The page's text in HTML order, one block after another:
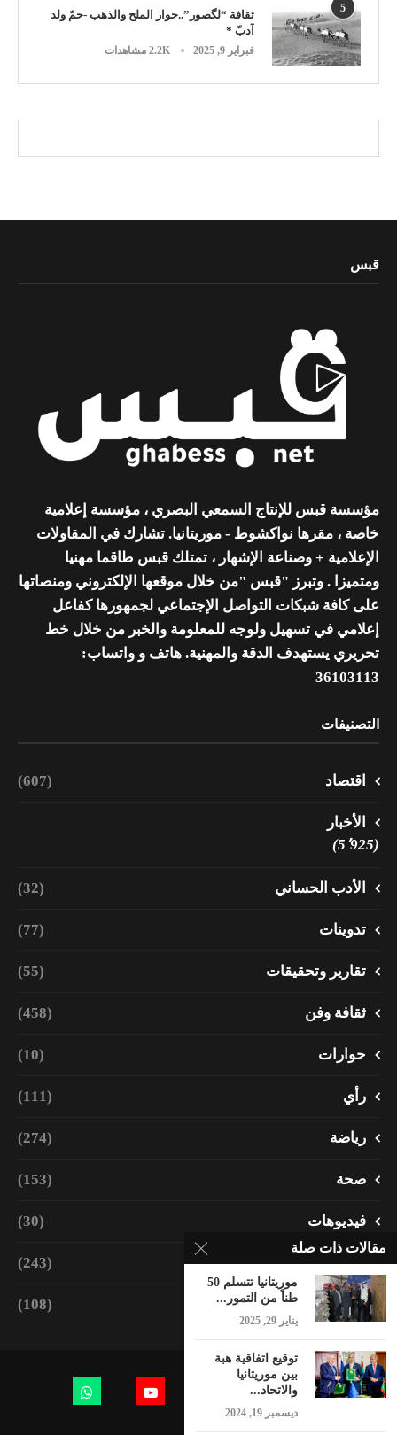
5
ثقافة “لگصور”..حوار الملح والذهب -حمّ ولد
آدبّ *
فبراير 9, 2025 2.2K مشاهدات
قبس
مؤسسة قبس للإنتاج السمعي البصري ، مؤسسة إعلامية
خاصة ، مقرها نواكشوط - موريتانيا. تشارك في المقاولات
الإعلامية + وصناعة الإشهار ، تمتلك قبس طاقما مهنيا
ومتميزا . وتبرز "قبس "من خلال موقعها الإلكتروني ومنصاتها
على كافة شبكات التواصل الإجتماعي لجمهورها كفاعل
إعلامي في تسهيل ولوجه للمعلومة والخبر من خلال خط
تحريري يستهدف الدقة والمهنية. هاتف و واتساب:
36103113
التصنيفات
اقتصاد (607)
الأخبار
(5٬925)
الأدب الحساني (32)
تدوينات (77)
تقارير وتحقيقات (55)
ثقافة وفن (458)
حوارات (10)
رأي (111)
رياضة (274)
صحة (153)
فيديوهات (30)
مجتمع (243)
منوعات (108)
مقالات ذات صلة
موريتانيا تتسلم 50
طناً من التمور...
يناير 29, 2025
توقيع اتفاقية هبة
بين موريتانيا
والاتحاد...
ديسمبر 19, 2024